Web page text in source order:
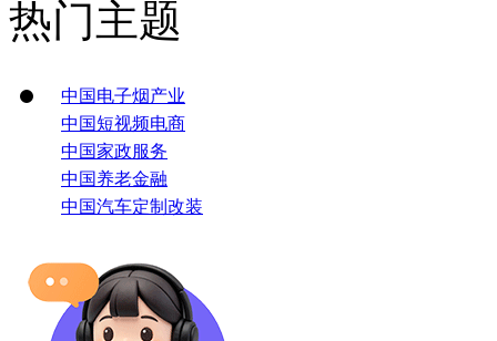
热门主题
中国电子烟产业
中国短视频电商
中国家政服务
中国养老金融
中国汽车定制改装